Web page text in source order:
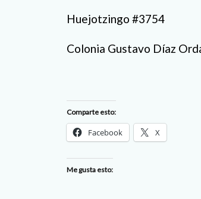
Huejotzingo
Colonia Gustavo
Comparte esto:
Facebook X
Me gusta esto: